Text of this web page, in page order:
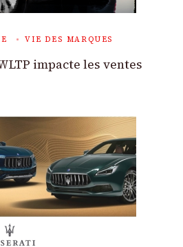
VIE DES MARQUES
impacte les ventes